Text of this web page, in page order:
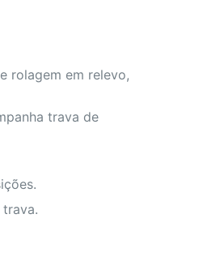
rolagem em relevo,
trava de